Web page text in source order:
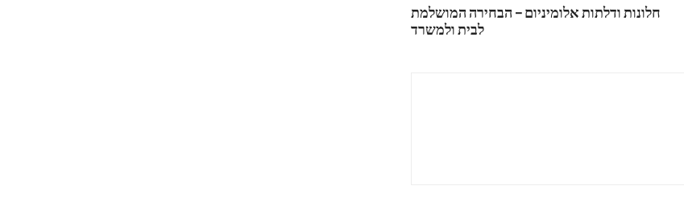
חלונות ודלתות אלומיניום – הבחירה המושלמת
לבית ולמשרד